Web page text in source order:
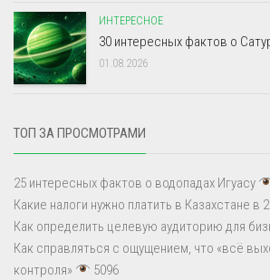
ИНТЕРЕСНОЕ
30 интересных фактов о
01.08.2026
ТОП ЗА ПРОСМОТРАМИ
25 интересных фактов о водопадах Игуасу
Какие налоги нужно платить в Казахстане в
Как определить целевую аудиторию для
Как справляться с ощущением, что «всё
контроля»
5096